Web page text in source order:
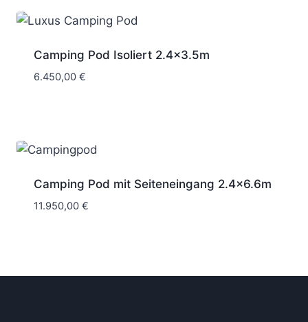
Camping Pod Isoliert 2.4×3.5m
6.450,00 €
Camping Pod mit Seiteneingang 2.4×6.6m
11.950,00 €